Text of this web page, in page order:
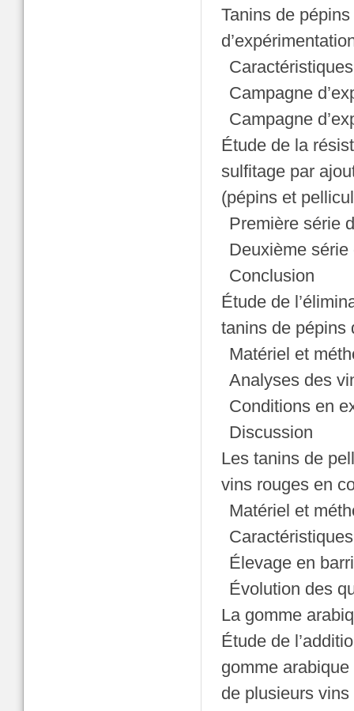
Tanins de
Campagne
Campagne
Étude de la
sulfitage par
(pépins et
Première série
Deuxième série
Conclusion
Étude de
tanins de pépins
Matériel et
Analyses des
Conditions en
Discussion
Les tanins de
vins rouges en
Matériel et
Élevage en
Évolution des
La gomme
Étude de
gomme
de plusieurs vins